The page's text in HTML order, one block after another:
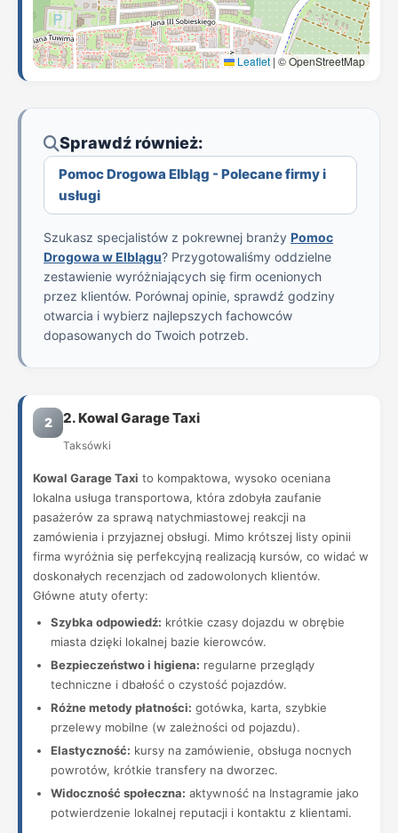
Leaflet | © OpenStreetMap
Sprawdź również:
Pomoc Drogowa Elbląg - Polecane firmy i
usługi
Szukasz specjalistów z pokrewnej branży Pomoc
Drogowa w Elblągu? Przygotowaliśmy oddzielne
zestawienie wyróżniających się firm ocenionych
przez klientów. Porównaj opinie, sprawdź godziny
otwarcia i wybierz najlepszych fachowców
dopasowanych do Twoich potrzeb.
2 2. Kowal Garage Taxi
Taksówki
Kowal Garage Taxi to kompaktowa, wysoko oceniana
lokalna usługa transportowa, która zdobyła zaufanie
pasażerów za sprawą natychmiastowej reakcji na
zamówienia i przyjaznej obsługi. Mimo krótszej listy opinii
firma wyróżnia się perfekcyjną realizacją kursów, co widać w
doskonałych recenzjach od zadowolonych klientów.
Główne atuty oferty:
Szybka odpowiedź: krótkie czasy dojazdu w obrębie
miasta dzięki lokalnej bazie kierowców.
Bezpieczeństwo i higiena: regularne przeglądy
techniczne i dbałość o czystość pojazdów.
Różne metody płatności: gotówka, karta, szybkie
przelewy mobilne (w zależności od pojazdu).
Elastyczność: kursy na zamówienie, obsługa nocnych
powrotów, krótkie transfery na dworzec.
Widoczność społeczna: aktywność na Instagramie jako
potwierdzenie lokalnej reputacji i kontaktu z klientami.